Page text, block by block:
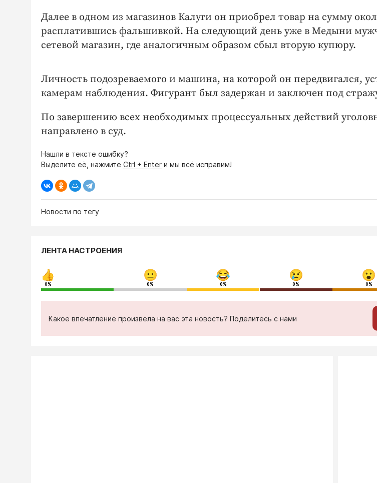
Далее в одном из магазинов Калуги он приобрел товар на сумму
расплатившись фальшивкой. На следующий день уже в Медыни
сетевой магазин, где аналогичным образом сбыл вторую купюру.
Личность подозреваемого и машина, на которой он передвигался,
камерам наблюдения. Фигурант был задержан и заключен под
По завершению всех необходимых процессуальных действий
направлено в суд.
Нашли в тексте ошибку?
Выделите её, нажмите Ctrl + Enter и мы всё исправим!
Новости по тегу
ЛЕНТА НАСТРОЕНИЯ
0% 0% 0% 0% 0%
Какое впечатление произвела на вас эта новость? Поделитесь с нами